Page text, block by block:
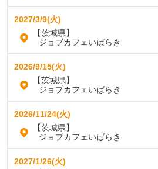
2027/3/9(火)
【茨城県】
ジョブカフェいばらき
2026/9/15(火)
【茨城県】
ジョブカフェいばらき
2026/11/24(火)
【茨城県】
ジョブカフェいばらき
2027/1/26(火)